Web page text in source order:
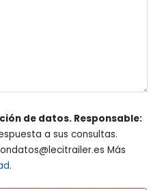
de datos. Responsable:
a sus consultas.
Más
.